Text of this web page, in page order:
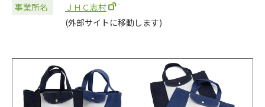
事業所名
ＪＨＣ志村
(外部サイトに移動します)